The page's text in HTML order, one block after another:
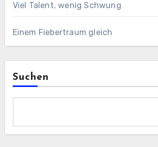
Viel Talent, wenig Schwung
Einem Fiebertraum gleich
Suchen